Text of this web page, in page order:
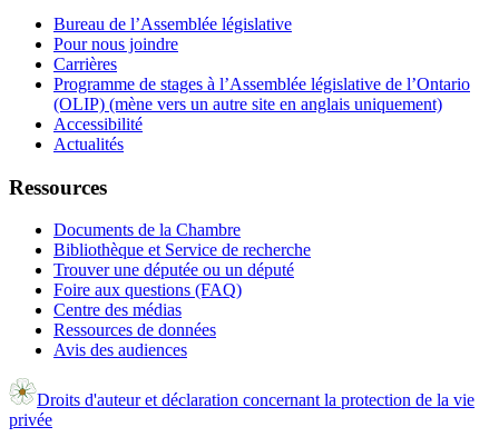
Bureau de l’Assemblée législative
Pour nous joindre
Carrières
Programme de stages à l’Assemblée législative de l’Ontario
(OLIP) (mène vers un autre site en anglais uniquement)
Accessibilité
Actualités
Ressources
Documents de la Chambre
Bibliothèque et Service de recherche
Trouver une députée ou un député
Foire aux questions (FAQ)
Centre des médias
Ressources de données
Avis des audiences
Droits d'auteur et déclaration concernant la protection de la vie
privée